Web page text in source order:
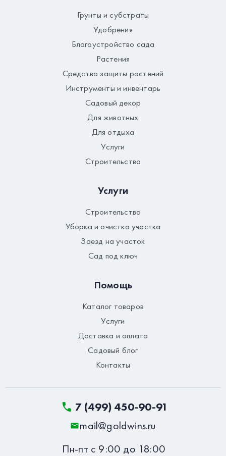
Грунты и субстраты
Удобрения
Благоустройство сада
Растения
Средства защиты растений
Инструменты и инвентарь
Садовый декор
Для животных
Для отдыха
Услуги
Строительство
Услуги
Строительство
Уборка и очистка участка
Заезд на участок
Сад под ключ
Помощь
Каталог товаров
Услуги
Доставка и оплата
Садовый блог
Контакты
7 (499) 450-90-91
mail@goldwins.ru
Пн-пт с 9:00 до 18:00